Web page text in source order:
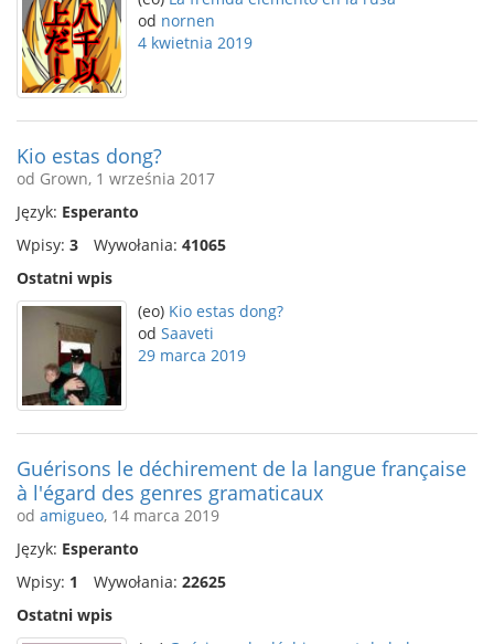
od nornen
4 kwietnia 2019
Kio estas dong?
od Grown, 1 września 2017
Język: Esperanto
Wpisy: 3 Wywołania: 41065
Ostatni wpis
(eo) Kio estas dong?
od Saaveti
29 marca 2019
Guérisons le déchirement de la langue française
à l'égard des genres gramaticaux
od amigueo, 14 marca 2019
Język: Esperanto
Wpisy: 1 Wywołania: 22625
Ostatni wpis